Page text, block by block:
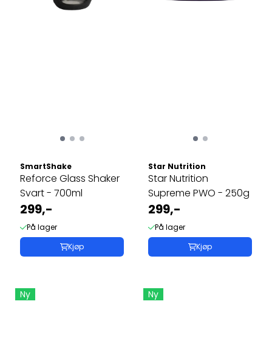
SmartShake
Reforce Glass Shaker
Svart - 700ml
299,-
På lager
Kjøp
Star Nutrition
Star Nutrition
Supreme PWO - 250g
299,-
På lager
Kjøp
Ny Ny